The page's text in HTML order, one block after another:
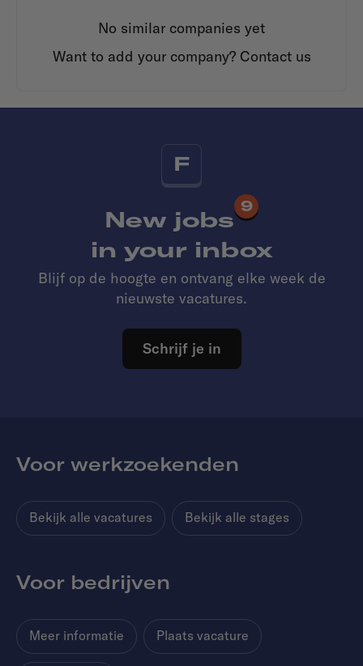
No similar companies yet
Want to add your company? Contact us
F
New jobs
9
in your inbox
Blijf op de hoogte en ontvang elke week de
nieuwste vacatures.
Schrijf je in
Voor werkzoekenden
Bekijk alle vacatures Bekijk alle stages
Voor bedrijven
Meer informatie Plaats vacature